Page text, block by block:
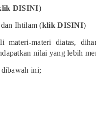
DISINI)
Ihtilam (klik DISINI)
materi-materi diatas,
nilai yang lebih
dibawah ini;